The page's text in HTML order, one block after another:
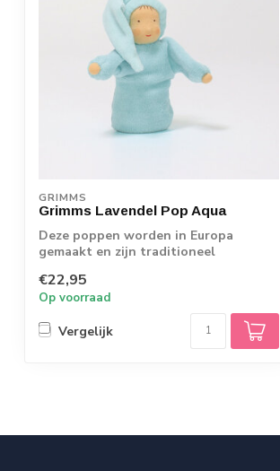
GRIMMS
Grimms Lavendel Pop Aqua
Deze poppen worden in Europa
gemaakt en zijn traditioneel
€22,95
Op voorraad
Vergelijk